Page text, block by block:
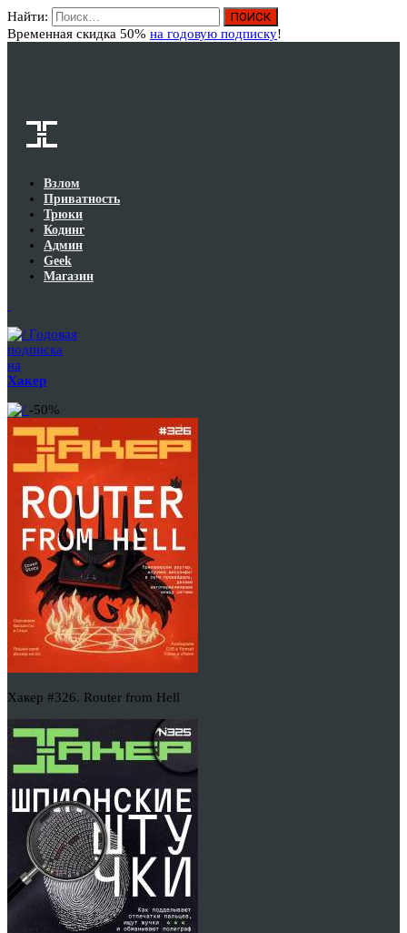
Найти:
Временная скидка 50% на годовую подписку!
Взлом
Приватность
Трюки
Кодинг
Админ
Geek
Магазин
Годовая
подписка
на
Хакер
-50%
Хакер #326. Router from Hell